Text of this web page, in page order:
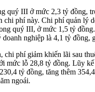
quý III ở mức 2,3 tỷ đồng,
chi phí này. Chi phí quản lý
quý III, ở mức 1,5 tỷ
nghiệp là 4,1 tỷ đồng,
chi phí giảm khiến lãi sau
mức lỗ 28,8 tỷ đồng. Lũy
tỷ đồng, tăng thêm
ngoái.